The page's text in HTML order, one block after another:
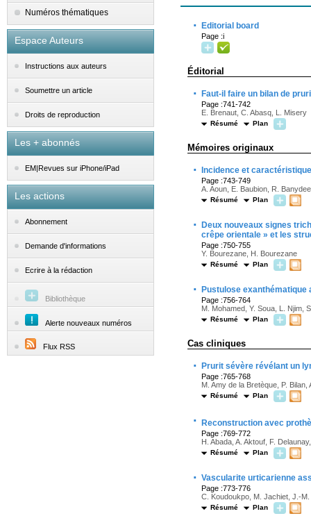
Numéros thématiques
Espace Auteurs
Instructions aux auteurs
Soumettre un article
Droits de reproduction
Les + abonnés
EM|Revues sur iPhone/iPad
Les actions
Abonnement
Demande d'informations
Ecrire à la rédaction
Bibliothèque
Alerte nouveaux numéros
Flux RSS
· Editorial board
Page :i
Éditorial
· Faut-il faire un bilan de
Page :741-742
E. Brenaut, C. Abasq, L. Misery
Résumé Plan
Mémoires originaux
· Incidence et
Page :743-749
A. Aoun, E. Baubion, R.
Résumé Plan
·
Deux nouveaux signes
crêpe orientale » et les
Page :750-755
Y. Bourezane, H. Bourezane
Résumé Plan
· Pustulose
Page :756-764
M. Mohamed, Y. Soua, L. Njim,
Résumé Plan
Cas cliniques
· Prurit sévère révélant un
Page :765-768
M. Amy de la Bretèque, P.
Résumé Plan
· Reconstruction avec
Page :769-772
H. Abada, A. Aktouf, F.
Résumé Plan
· Vascularite urticarienne
Page :773-776
C. Koudoukpo, M. Jachiet, J.-
Résumé Plan